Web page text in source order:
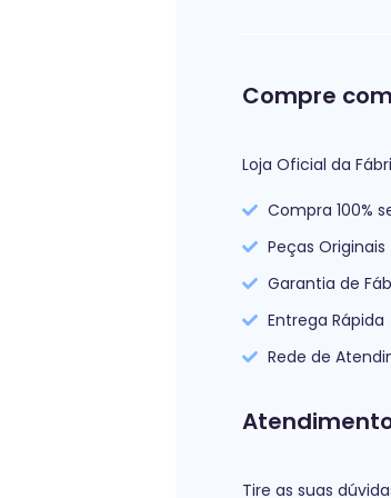
Compre
Loja Oficial da
Compra 100%
Peças Originais
Garantia de
Entrega Rápida
Rede de
Tire as suas